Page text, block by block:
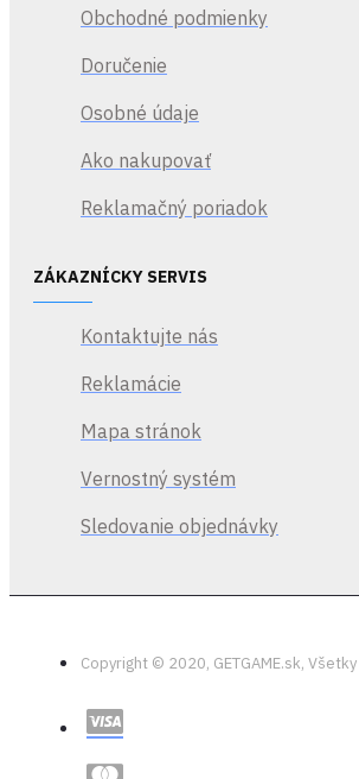
Obchodné podmienky
Doručenie
Osobné údaje
Ako nakupovať
Reklamačný poriadok
ZÁKAZNÍCKY SERVIS
Kontaktujte nás
Reklamácie
Mapa stránok
Vernostný systém
Sledovanie objednávky
Copyright © 2020, GETGAME.sk,